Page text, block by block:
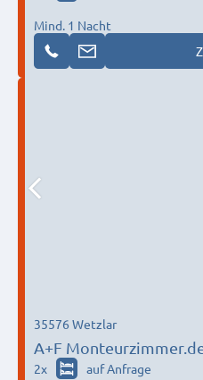
Mind. 1 Nacht
A+F
35576 Wetzlar
2x auf Anfrage